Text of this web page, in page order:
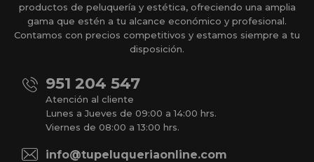
productos de peluquería y estética, ofreciendo una amplia
gama que estén a tu alcance económico y profesional.
Contamos con precios competitivos y estamos siempre a tu
disposición.
951 204 547
Atención al cliente
Lunes a Jueves de 09:00 a 14:00 hrs.
Viernes de 08:00 a 13:00 hrs.
info@tupeluqueriaonline.com